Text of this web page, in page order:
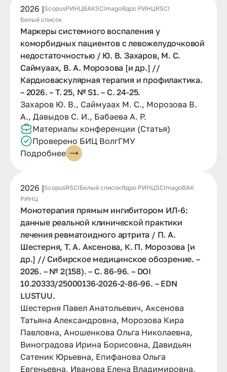
2026 |ScopusРИНЦВАКSCImagoЯдро РИНЦRSCI
Белый список
Маркеры системного воспаления у
коморбидных пациентов с левожелудочковой
недостаточностью / Ю. В. Захаров, М. С.
Саймуаах, В. А. Морозова [и др.] //
Кардиоваскулярная терапия и профилактика.
– 2026. – Т. 25, № S1. – С. 24-25.
Захаров Ю. В., Саймуаах М. С., Морозова В.
А., Давыдов С. И., Бабаева А. Р.
Материалы конференции (Статья)
Проверено БИЦ ВолгГМУ
Подробнее
2026 |ScopusRSCIБелый списокЯдро РИНЦSCImagoВАК
РИНЦ
Монотерапия прямым ингибитором ИЛ-6:
данные реальной клинической практики
лечения ревматоидного артрита / П. А.
Шестерня, Т. А. Аксенова, К. П. Морозова [и
др.] // Сибирское медицинское обозрение. –
2026. – № 2(158). – С. 86-96. – DOI
10.20333/25000136-2026-2-86-96. – EDN
LUSTUU.
Шестерня Павел Анатольевич, Аксенова
Татьяна Александровна, Морозова Кира
Павловна, Аношенкова Ольга Николаевна,
Виноградова Ирина Борисовна, Давидьян
Сатеник Юрьевна, Епифанова Ольга
Евгеньевна, Иванова Елена Владимировна,